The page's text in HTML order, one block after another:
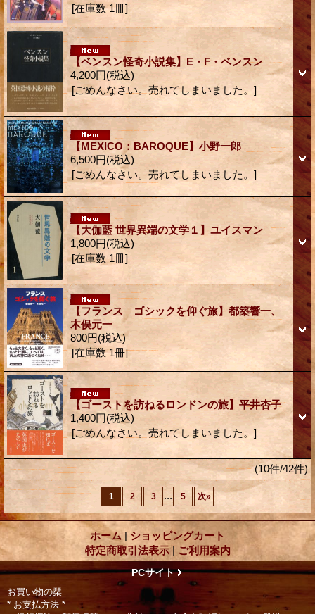
[在庫数 1冊]
【ベンスン怪奇小説集】E・F・ベンスン
4,200円(税込)
[ごめんなさい。売れてしまいました。]
【MEXICO：BAROQUE】小野一郎
6,500円(税込)
[ごめんなさい。売れてしまいました。]
【大伽藍 世界異端の文学１】ユイスマン
1,800円(税込)
[在庫数 1冊]
【フランス ゴシックを仰ぐ旅】都築響一、
木俣元一
800円(税込)
[在庫数 1冊]
【ゴーストを訪ねるロンドンの旅】平井杏子
1,400円(税込)
[ごめんなさい。売れてしまいました。]
(10件/42件)
1 2 3 ... 5 次»
ホーム | ショッピングカート
特定商取引法表示 | ご利用案内
PCサイト
お買い物の栞
* お支払方法 *